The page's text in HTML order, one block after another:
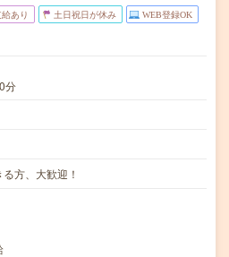
あり 土日祝日が休み WEB登録OK
分
方、大歓迎！